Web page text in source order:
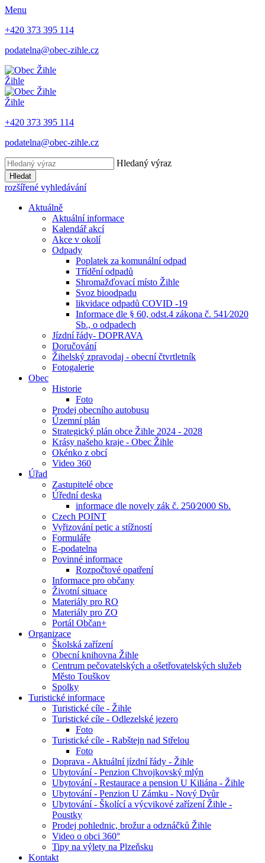
Menu
+420 373 395 114
podatelna@obec-zihle.cz
Žihle
Žihle
+420 373 395 114
podatelna@obec-zihle.cz
Hledaný výraz
Hledat
rozšířené vyhledávání
Aktuálně
Aktuální informace
Kalendář akcí
Akce v okolí
Odpady
Poplatek za komunální odpad
Třídění odpadů
Shromažďovací místo Žihle
Svoz bioodpadu
likvidace odpadů COVID -19
Informace dle § 60, odst.4 zákona č. 541⁄2020
Sb., o odpadech
Jízdní řády- DOPRAVA
Doručování
Žihelský zpravodaj - obecní čtvrtletník
Fotogalerie
Obec
Historie
Foto
Prodej obecního autobusu
Územní plán
Strategický plán obce Žihle 2024 - 2028
Krásy našeho kraje - Obec Žihle
Okénko z obcí
Video 360
Úřad
Zastupitelé obce
Úřední deska
informace dle novely zák č. 250⁄2000 Sb.
Czech POINT
Vyřizování petic a stížností
Formuláře
E-podatelna
Povinné informace
Rozpočtové opatření
Informace pro občany
Životní situace
Materiály pro RO
Materiály pro ZO
Portál Občan+
Organizace
Školská zařízení
Obecní knihovna Žihle
Centrum pečovatelských a ošetřovatelských služeb
Město Touškov
Spolky
Turistické informace
Turistické cíle - Žihle
Turistické cíle - Odlezelské jezero
Foto
Turistické cíle - Rabštejn nad Střelou
Foto
Doprava - Aktuální jízdní řády - Žihle
Ubytování - Penzion Chvojkovský mlýn
Ubytování - Restaurace a pension U Kiliána - Žihle
Ubytování - Penzion U Zámku - Nový Dvůr
Ubytování - Školící a výcvikové zařízení Žihle -
Poustky
Prodej pohlednic, brožur a odznáčků Žihle
Video o obci 360°
Tipy na výlety na Plzeňsku
Kontakt